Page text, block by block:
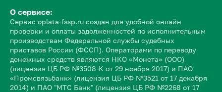
О сервисе:
Сервис oplata-fssp.ru создан для удобной онлайн
проверки и оплаты задолженностей по исполнительным
производствам Федеральной службы судебных
приставов России (ФССП). Операторами по переводу
денежных средств являются НКО «Монета» (ООО)
(лицензия ЦБ РФ №3508-К от 29 ноября 2017) и ПАО
«Промсвязьбанк» (лицензия ЦБ РФ №3521 от 17 декабря
2014) и ПАО "МТС Банк" (лицензия ЦБ РФ №2268 от 17